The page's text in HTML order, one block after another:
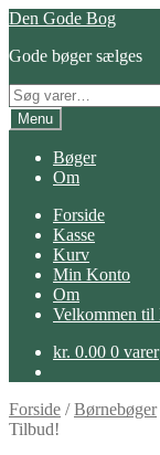
Spring
navigation
Spring
indhold
Den Gode Bog
Gode bøger sælges
Søg
efter:
Menu
Bøger
Om
Forside
Kasse
Kurv
Min Konto
Om
Velkommen til
kr. 0.00 0 varer
Forside /Børnebøger
Tilbud!